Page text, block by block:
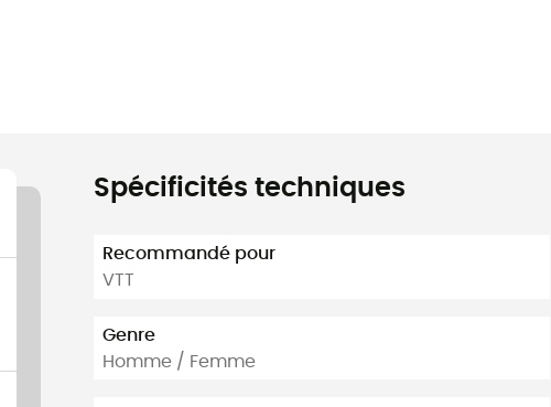
Spécificités techniques
Recommandé pour
VTT
Genre
Homme / Femme